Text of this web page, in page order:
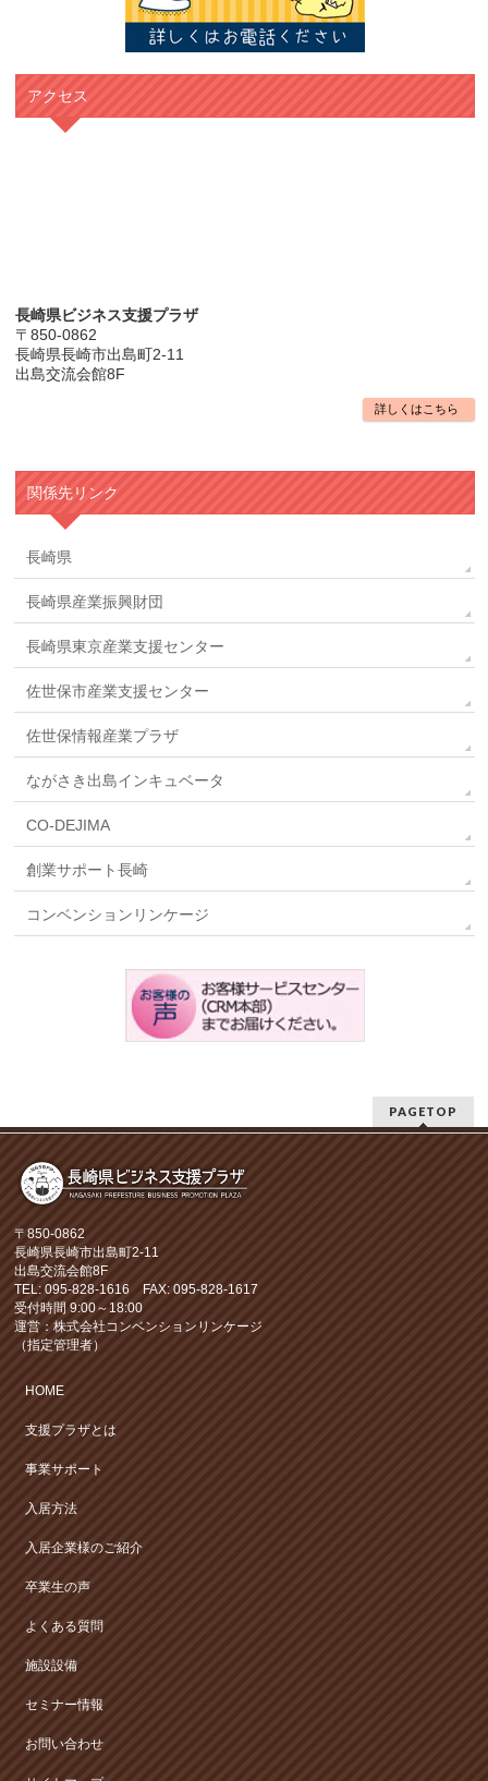
アクセス
長崎県ビジネス支援プラザ
〒850-0862
長崎県長崎市出島町2-11
出島交流会館8F
詳しくはこちら
関係先リンク
長崎県
長崎県産業振興財団
長崎県東京産業支援センター
佐世保市産業支援センター
佐世保情報産業プラザ
ながさき出島インキュベータ
CO-DEJIMA
創業サポート長崎
コンベンションリンケージ
PAGETOP
〒850-0862
長崎県長崎市出島町2-11
出島交流会館8F
TEL: 095-828-1616 FAX: 095-828-1617
受付時間 9:00～18:00
運営：株式会社コンベンションリンケージ
（指定管理者）
HOME
支援プラザとは
事業サポート
入居方法
入居企業様のご紹介
卒業生の声
よくある質問
施設設備
セミナー情報
お問い合わせ